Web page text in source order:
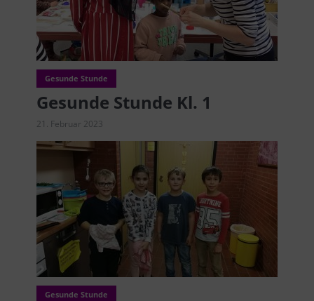
Gesunde Stunde
Gesunde Stunde Kl. 1
21. Februar 2023
Gesunde Stunde